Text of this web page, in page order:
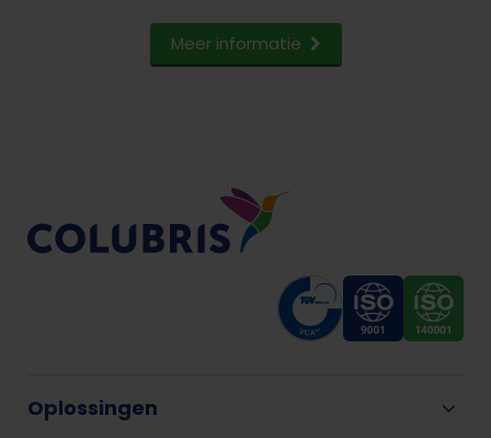
Meer informatie
Oplossingen